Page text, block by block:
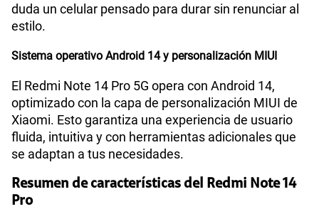
duda un celular pensado para durar sin renunciar al
estilo.
Sistema operativo Android 14 y personalización MIUI
El Redmi Note 14 Pro 5G opera con Android 14,
optimizado con la capa de personalización MIUI de
Xiaomi. Esto garantiza una experiencia de usuario
fluida, intuitiva y con herramientas adicionales que
se adaptan a tus necesidades.
Resumen de características del Redmi Note 14
Pro